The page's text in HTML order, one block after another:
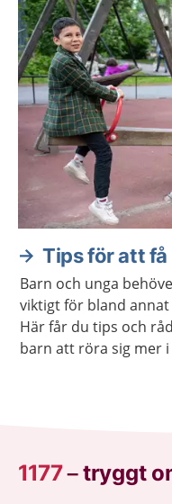
Tips för att
Barn och unga
viktigt för bland
Här får du tips och
barn att röra sig mer i
1177–tryggt